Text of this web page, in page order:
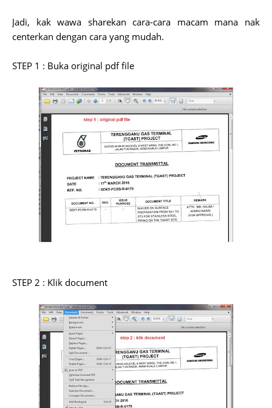
Jadi, kak wawa sharekan cara-cara macam mana nak
centerkan dengan cara yang mudah.
STEP 1 : Buka original pdf file
STEP 2 : Klik document